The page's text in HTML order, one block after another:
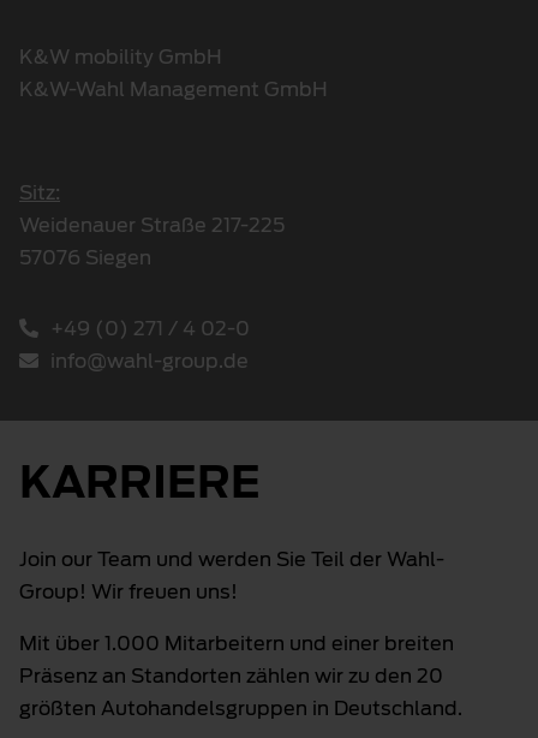
K&W mobility GmbH
K&W-Wahl Management GmbH
Sitz:
Weidenauer Straße 217-225
57076 Siegen
+49 (0) 271 / 4 02-0
info@wahl-group.de
KARRIERE
Join our Team und werden Sie Teil der Wahl-
Group! Wir freuen uns!
Mit über 1.000 Mitarbeitern und einer breiten
Präsenz an Standorten zählen wir zu den 20
größten Autohandelsgruppen in Deutschland.